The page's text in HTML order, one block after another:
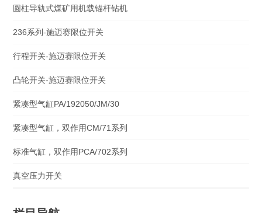
圆柱导轨式煤矿用机载锚杆钻机
236系列-施迈赛限位开关
行程开关-施迈赛限位开关
凸轮开关-施迈赛限位开关
紧凑型气缸PA/192050/JM/30
紧凑型气缸，双作用CM/71系列
标准气缸，双作用PCA/702系列
真空压力开关